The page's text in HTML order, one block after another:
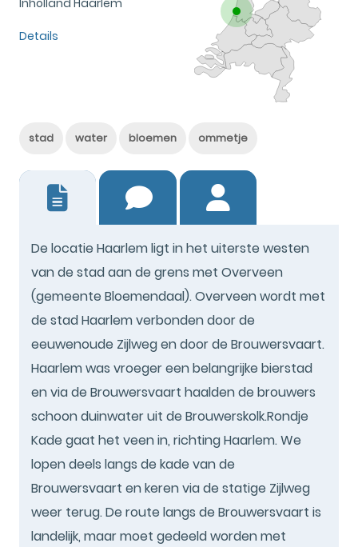
Inholland Haarlem
Details
stad water bloemen ommetje
De locatie Haarlem ligt in het uiterste westen
van de stad aan de grens met Overveen
(gemeente Bloemendaal). Overveen wordt met
de stad Haarlem verbonden door de
eeuwenoude Zijlweg en door de Brouwersvaart.
Haarlem was vroeger een belangrijke bierstad
en via de Brouwersvaart haalden de brouwers
schoon duinwater uit de Brouwerskolk.Rondje
Kade gaat het veen in, richting Haarlem. We
lopen deels langs de kade van de
Brouwersvaart en keren via de statige Zijlweg
weer terug. De route langs de Brouwersvaart is
landelijk, maar moet gedeeld worden met